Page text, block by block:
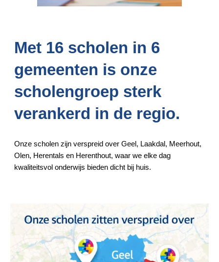
Met 16 scholen in 6
gemeenten is onze
scholengroep sterk
verankerd in de regio.
Onze scholen zijn verspreid over Geel, Laakdal, Meerhout,
Olen, Herentals en Herenthout, waar we elke dag
kwaliteitsvol onderwijs bieden dicht bij huis.